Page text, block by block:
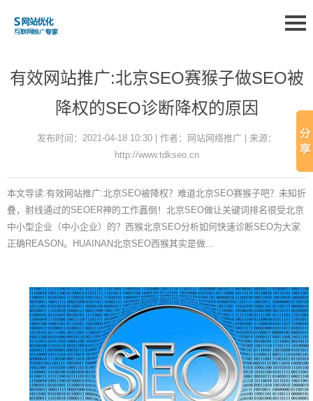
有效网站推广:北京SEO赛猴子做SEO被
降权的SEO诊断降权的原因
发布时间：2021-04-18 10:30 | 作者：网站网络推广 | 来源：
http://www.tdkseo.cn
本文导读:有效网站推广:北京SEO被降权？难道北京SEO赛猴子吧？未知折
叠，射线通过的SEOER神的工作靐倒！北京SEO做让关键词排名很受北京
中小型企业（中小企业）的？西猴北京SEO分析如何快速诊断SEO为大家
正确REASON。HUAINAN北京SEO西猴其实是做...